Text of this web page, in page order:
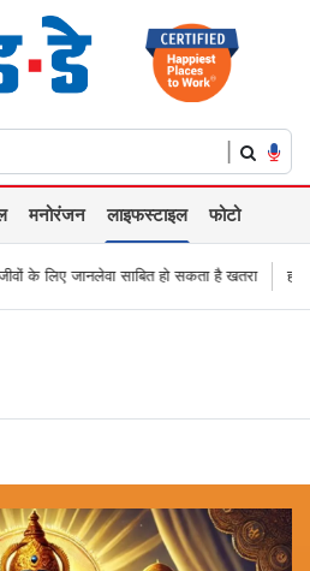
|
मनोरंजन लाइफस्टाइल फोटो
हो सकता है खतरा हजारों की संख्या में